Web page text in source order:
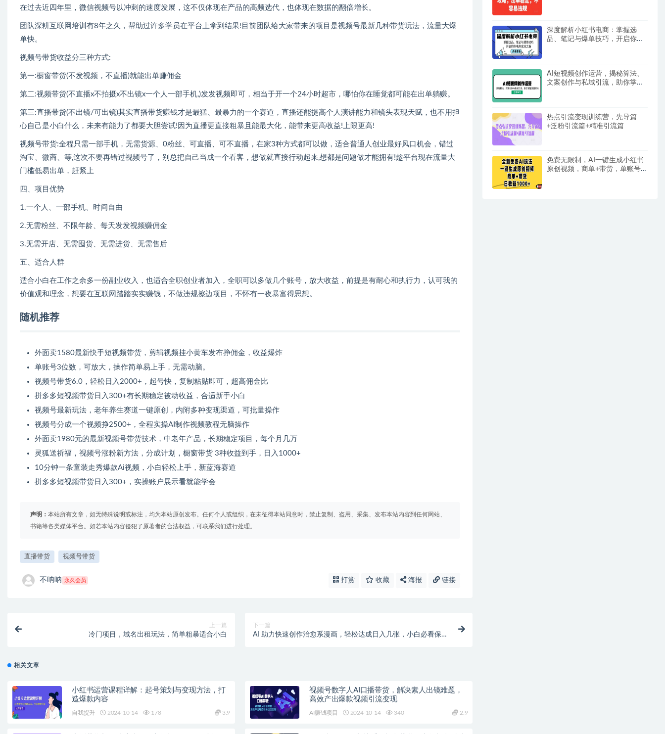
在过去近四年里，微信视频号以冲刺的速度发展，这不仅体现在产品的高频选代，也体现在数据的翻倍增长。
团队深耕互联网培训有8年之久，帮助过许多学员在平台上拿到结果!目前团队给大家带来的项目是视频号最新几种带货玩法，流量大爆
单快。
视频号带货收益分三种方式:
第一:橱窗带货(不发视频，不直播)就能出单赚佣金
第二:视频带货(不直播x不拍摄x不出镜x一个人一部手机,)发发视频即可，相当于开一个24小时超市，哪怕你在睡觉都可能在出单躺赚。
第三:直播带货(不出镜/可出镜)其实直播带货赚钱才是最猛、最暴力的一个赛道，直播还能提高个人演讲能力和镜头表现天赋，也不用担
心自己是小白什么，未来有能力了都要大胆尝试!因为直播更直接粗暴且能最大化，能带来更高收益!上限更高!
视频号带货:全程只需一部手机，无需货源、0粉丝、可直播、可不直播，在家3种方式都可以做，适合普通人创业最好风口机会，错过
淘宝、微商、等,这次不要再错过视频号了，别总把自己当成一个看客，想做就直接行动起来,想都是问题做才能拥有!趁平台现在流量大
门槛低易出单，赶紧上
四、项目优势
1.一个人、一部手机、时间自由
2.无需粉丝、不限年龄、每天发发视频赚佣金
3.无需开店、无需囤货、无需进货、无需售后
五、适合人群
适合小白在工作之余多一份副业收入，也适合全职创业者加入，全职可以多做几个账号，放大收益，前提是有耐心和执行力，认可我的
价值观和理念，想要在互联网踏踏实实赚钱，不做违规擦边项目，不怀有一夜暴富得思想。
随机推荐
外面卖1580最新快手短视频带货，剪辑视频挂小黄车发布挣佣金，收益爆炸
单账号3位数，可放大，操作简单易上手，无需动脑。
视频号带货6.0，轻松日入2000+，起号快，复制粘贴即可，超高佣金比
拼多多短视频带货日入300+有长期稳定被动收益，合适新手小白
视频号最新玩法，老年养生赛道一键原创，内附多种变现渠道，可批量操作
视频号分成一个视频挣2500+，全程实操AI制作视频教程无脑操作
外面卖1980元的最新视频号带货技术，中老年产品，长期稳定项目，每个月几万
灵狐送祈福，视频号涨粉新方法，分成计划，橱窗带货 3种收益到手，日入1000+
10分钟一条童装走秀爆款Ai视频，小白轻松上手，新蓝海赛道
拼多多短视频带货日入300+，实操账户展示看就能学会
声明： 本站所有文章，如无特殊说明或标注，均为本站原创发布。任何个人或组织，在未征得本站同意时，禁止复制、盗用、采集、发布本站内容到任何网站、
书籍等各类媒体平台。如若本站内容侵犯了原著者的合法权益，可联系我们进行处理。
直播带货 视频号带货
不呐呐 永久会员 打赏 收藏 海报 链接
上一篇
冷门项目，域名出租玩法，简单粗暴适合小白
下一篇
AI 助力快速创作治愈系漫画，轻松达成日入几张，小白必看保姆
相关文章
小红书运营课程详解：起号策划与变现方法，打
造爆款内容
自我提升 2024-10-14 178 3.9
视频号数字人AI口播带货，解决素人出镜难题，
高效产出爆款视频引流变现
AI赚钱项目 2024-10-14 340 2.9
深度解析小红书电商：掌握选
品、笔记与爆单技巧，开启你的
AI短视频创作运营，揭秘算法、
文案创作与私域引流，助你掌握
热点引流变现训练营，先导篇
+泛粉引流篇+精准引流篇
免费无限制，AI一键生成小红书
原创视频，商单+带货，单账号